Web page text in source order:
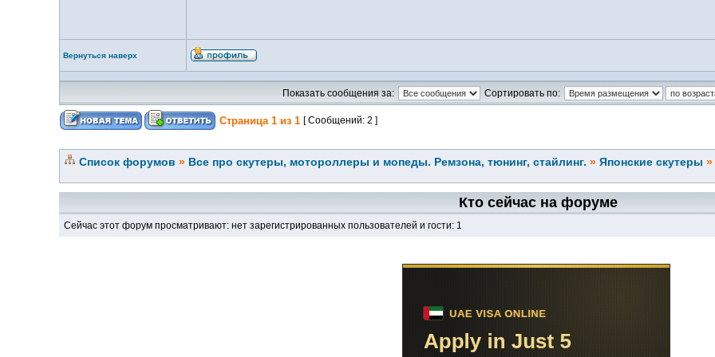
Вернуться наверх
Показать сообщения за: Сортировать по:
Страница 1 из 1 [ Сообщений: 2 ]
Список форумов » Все про скутеры, мотороллеры и мопеды. Ремзона, тюнинг, стайлинг. » Японские скутеры »
Кто сейчас на форуме
Сейчас этот форум просматривают: нет зарегистрированных пользователей и гости: 1